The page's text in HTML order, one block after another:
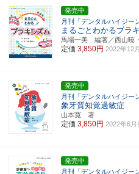
発売中
月刊「デンタルハイジー
まるごとわかるブラ
馬場一美 編著／西山暁
定価 3,850円 2022年12
発売中
月刊「デンタルハイジー
象牙質知覚過敏症
山本寛 著
定価 3,850円 2022年6月
発売中
月刊「デンタルハイジ